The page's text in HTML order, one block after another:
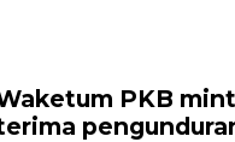
PKB